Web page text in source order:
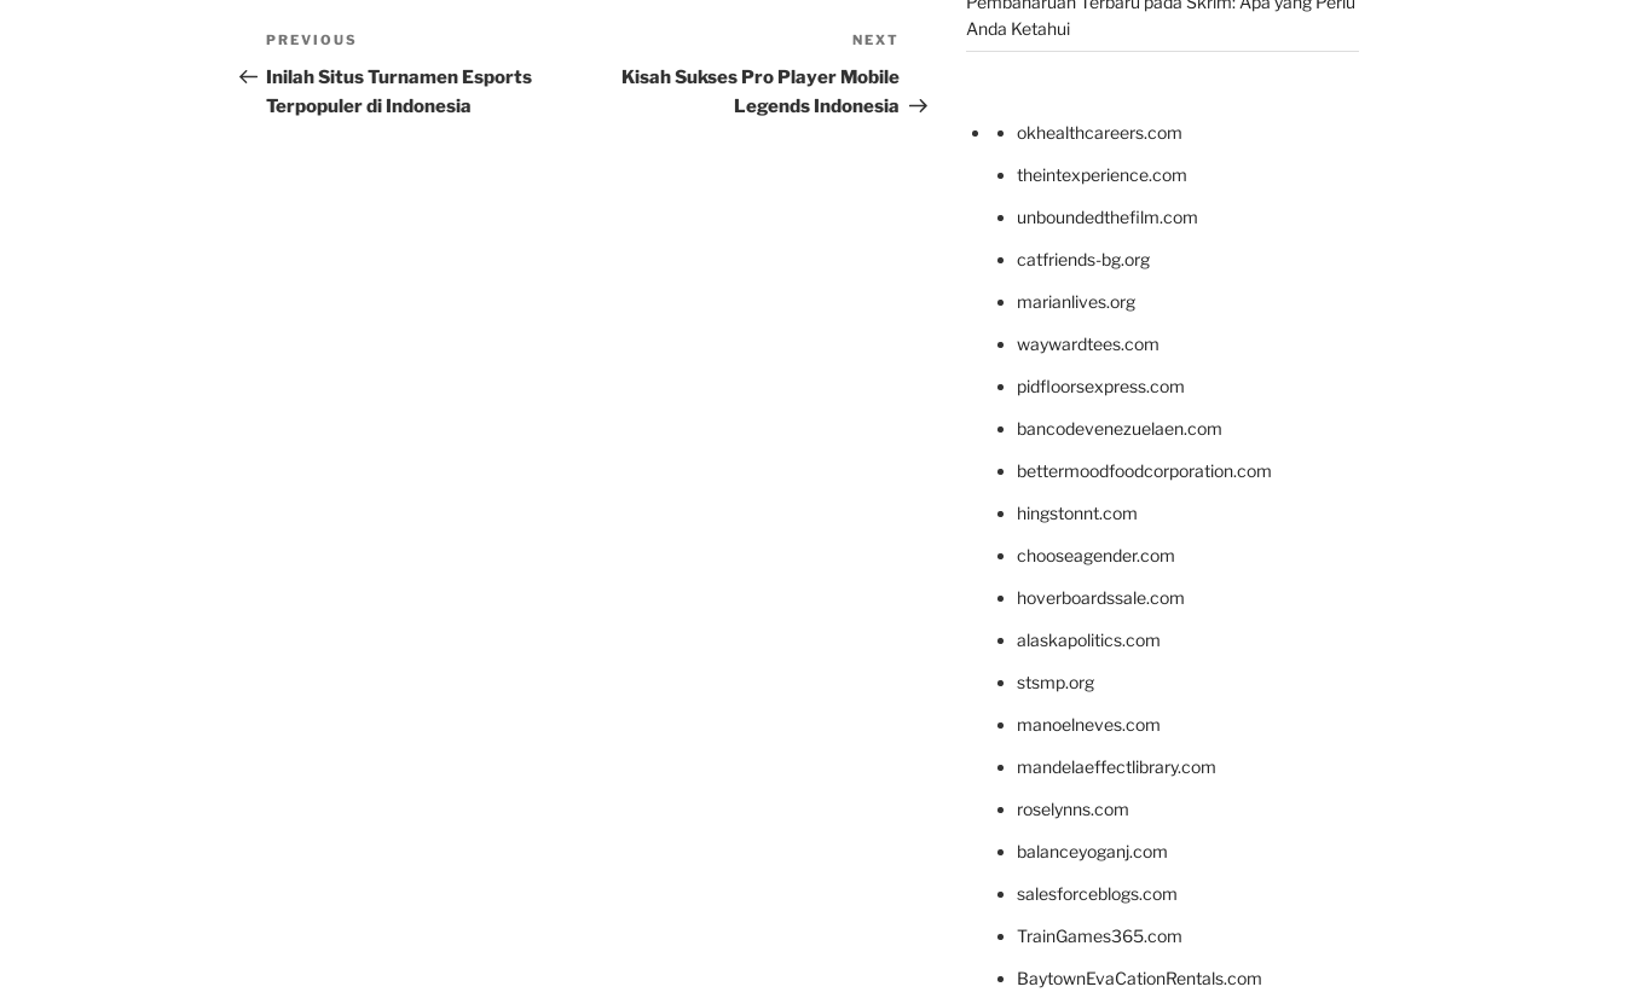
Post
navigation
Previous
Post
PREVIOUS
Inilah Situs Turnamen Esports
Terpopuler di Indonesia
Post
NEXT
Kisah Sukses Pro Player Mobile
Legends Indonesia
Anda Ketahui
okhealthcareers.com
theintexperience.com
unboundedthefilm.com
catfriends-bg.org
marianlives.org
waywardtees.com
pidfloorsexpress.com
bancodevenezuelaen.com
bettermoodfoodcorporation.com
hingstonnt.com
chooseagender.com
hoverboardssale.com
alaskapolitics.com
stsmp.org
manoelneves.com
mandelaeffectlibrary.com
roselynns.com
balanceyoganj.com
salesforceblogs.com
TrainGames365.com
BaytownEvaCationRentals.com